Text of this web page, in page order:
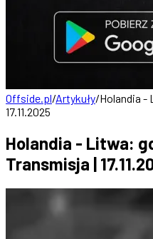
Offside.pl/Artykuły/Holandia -
17.11.2025
Holandia - Litwa:
Transmisja |